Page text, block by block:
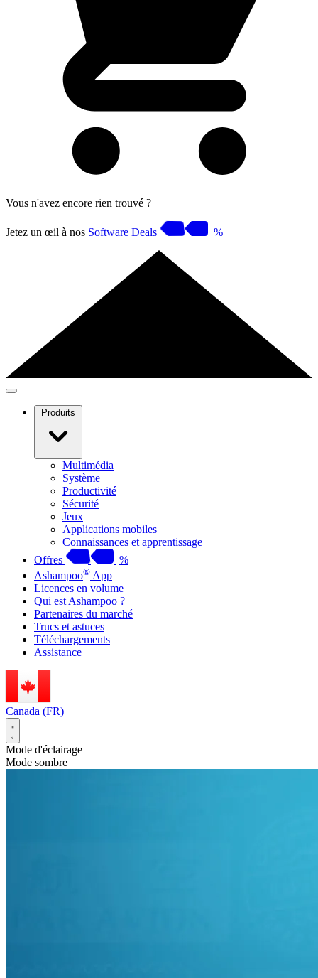
Vous n'avez encore rien trouvé ?
Jetez un œil à nos Software Deals %
Produits
Multimédia
Système
Productivité
Sécurité
Jeux
Applications mobiles
Connaissances et apprentissage
Offres
%
Ashampoo® App
Licences en volume
Qui est Ashampoo ?
Partenaires du marché
Trucs et astuces
Téléchargements
Assistance
Canada (FR)
Mode d'éclairage
Mode sombre